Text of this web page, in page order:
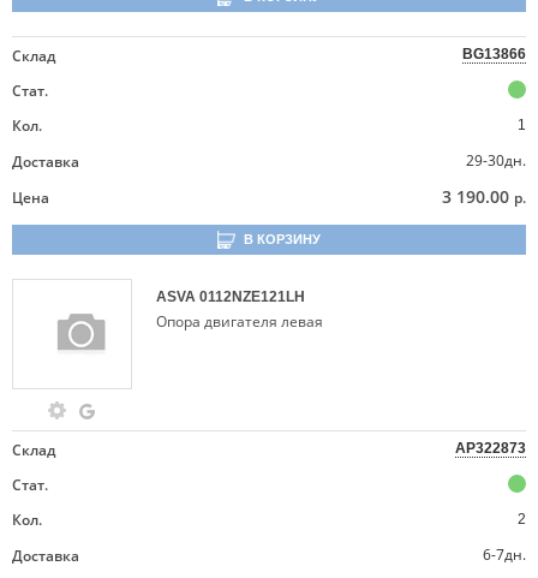
Склад BG13866
Стат.
Кол.
1
Доставка
29-30дн.
Цена
3 190.00 р.
В КОРЗИНУ
ASVA 0112NZE121LH
Опора двигателя левая
Склад AP322873
Стат.
Кол.
2
Доставка
6-7дн.